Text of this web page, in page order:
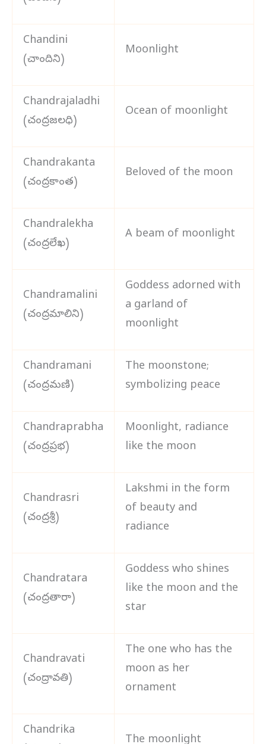
Chandini
(చాందిని)
Moonlight
Chandrajaladhi
(చంద్రజలధి)
Ocean of moonlight
Chandrakanta
(చంద్రకాంత)
Beloved of the moon
Chandralekha
(చంద్రలేఖ)
A beam of moonlight
Chandramalini
(చంద్రమాలిని)
Goddess adorned with
a garland of
moonlight
Chandramani
(చంద్రమణి)
The moonstone;
symbolizing peace
Chandraprabha
(చంద్రప్రభ)
Moonlight, radiance
like the moon
Chandrasri
(చంద్రశ్రీ)
Lakshmi in the form
of beauty and
radiance
Chandratara
(చంద్రతారా)
Goddess who shines
like the moon and the
star
Chandravati
(చంద్రావతి)
The one who has the
moon as her
ornament
Chandrika
The moonlight